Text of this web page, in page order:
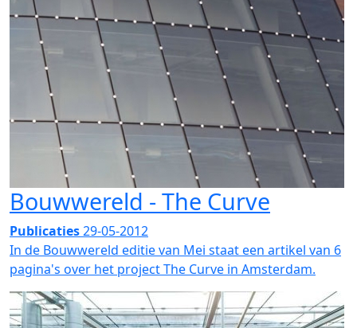
Bouwwereld - The Curve
Publicaties29-05-2012
In de Bouwwereld editie van Mei staat een artikel van 6
pagina's over het project The Curve in Amsterdam.